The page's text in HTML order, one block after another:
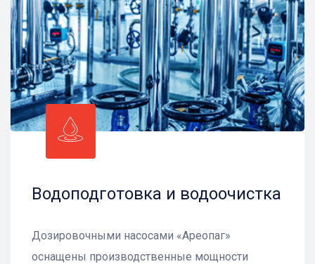
Водоподготовка и водоочистка
Дозировочными насосами «Ареопаг»
оснащены производственные мощности